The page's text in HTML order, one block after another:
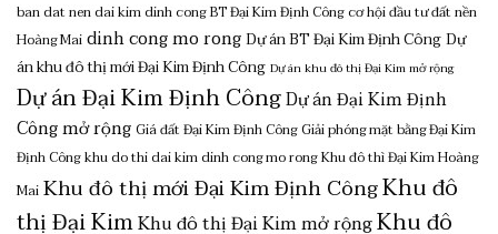
ban dat nen dai kim dinh congBT Đại Kim Định Công cơ hội đầu tư đất nền
Hoàng Maidinh cong mo rongDự án BT Đại Kim Định CôngDự
án khu đô thị mới Đại Kim Định Công Dự án khu đô thị Đại Kim mở rộng
Dự án Đại Kim Định CôngDự án Đại Kim Định
Công mở rộngGiá đất Đại Kim Định CôngGiải phóng mặt bằng Đại Kim
Định Côngkhu do thi dai kim dinh cong mo rongKhu đô thì Đại Kim Hoàng
MaiKhu đô thị mới Đại Kim Định CôngKhu đô
thị Đại KimKhu đô thị Đại Kim mở rộngKhu đô